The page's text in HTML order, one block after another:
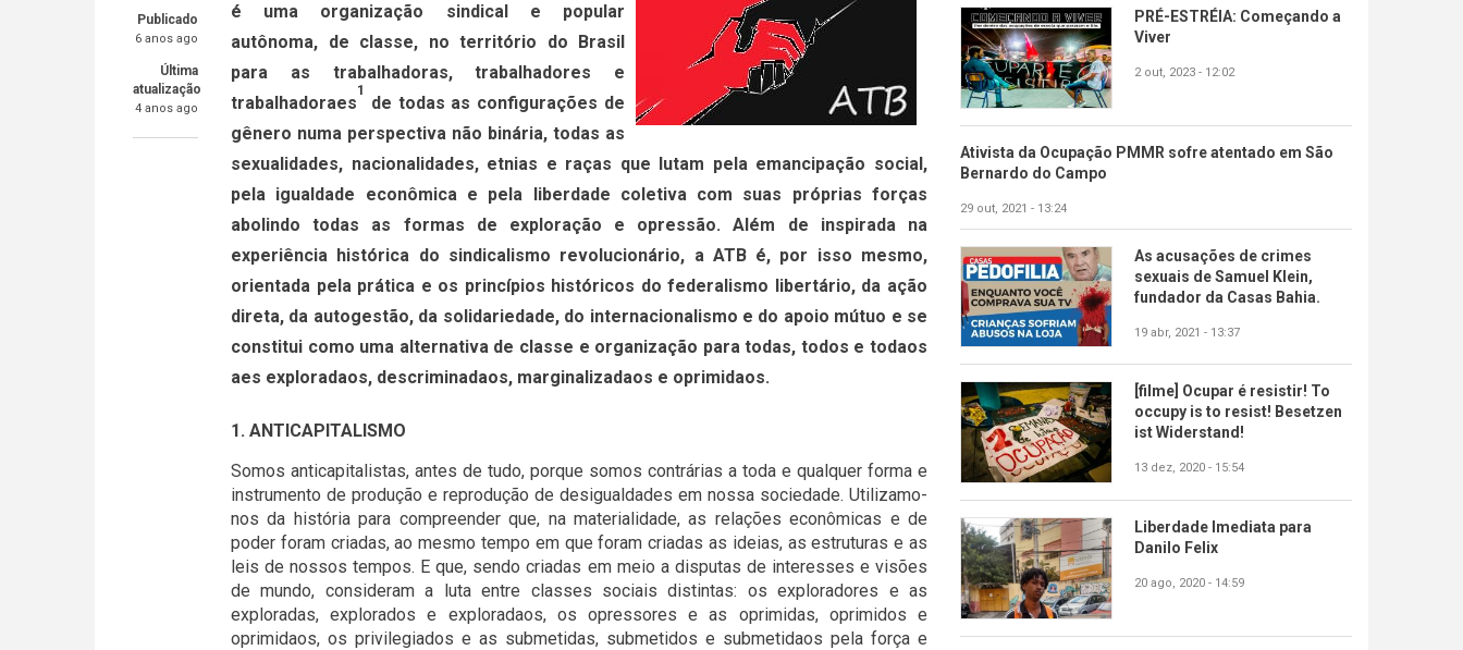
Publicado
6 anos ago
Última
atualização
4 anos ago
é uma organização sindical e popular
autônoma, de classe, no território do Brasil
para as trabalhadoras, trabalhadores e
trabalhadoraes
1
de todas as configurações de
gênero numa perspectiva não binária, todas as
sexualidades, nacionalidades, etnias e raças que lutam pela emancipação social,
pela igualdade econômica e pela liberdade coletiva com suas próprias forças
abolindo todas as formas de exploração e opressão. Além de inspirada na
experiência histórica do sindicalismo revolucionário, a ATB é, por isso mesmo,
orientada pela prática e os princípios históricos do federalismo libertário, da ação
direta, da autogestão, da solidariedade, do internacionalismo e do apoio mútuo e se
constitui como uma alternativa de classe e organização para todas, todos e todaos
aes exploradaos, descriminadaos, marginalizadaos e oprimidaos.
1. ANTICAPITALISMO
Somos anticapitalistas, antes de tudo, porque somos contrárias a toda e qualquer forma e
instrumento de produção e reprodução de desigualdades em nossa sociedade. Utilizamo-
nos da história para compreender que, na materialidade, as relações econômicas e de
poder foram criadas, ao mesmo tempo em que foram criadas as ideias, as estruturas e as
leis de nossos tempos. E que, sendo criadas em meio a disputas de interesses e visões
de mundo, consideram a luta entre classes sociais distintas: os exploradores e as
exploradas, explorados e exploradaos, os opressores e as oprimidas, oprimidos e
oprimidaos, os privilegiados e as submetidas, submetidos e submetidaos pela força e
PRÉ-ESTRÉIA: Começando a
Viver
2 out, 2023 - 12:02
Ativista da Ocupação PMMR sofre atentado em São
Bernardo do Campo
29 out, 2021 - 13:24
As acusações de crimes
sexuais de Samuel Klein,
fundador da Casas Bahia.
19 abr, 2021 - 13:37
[filme] Ocupar é resistir! To
occupy is to resist! Besetzen
ist Widerstand!
13 dez, 2020 - 15:54
Liberdade Imediata para
Danilo Felix
20 ago, 2020 - 14:59